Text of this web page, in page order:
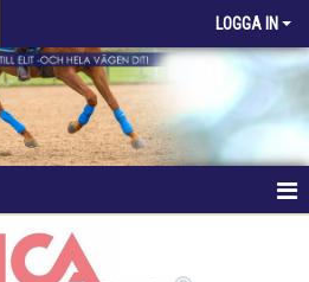
LOGGA IN